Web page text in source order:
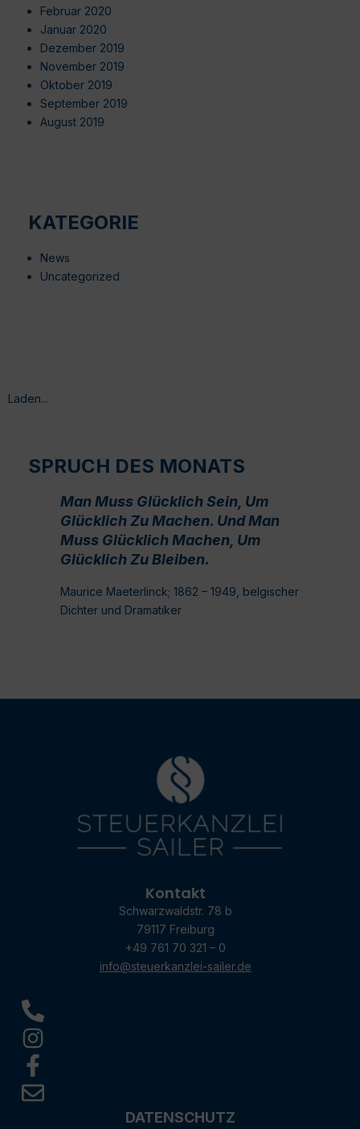
Februar 2020
Januar 2020
Dezember 2019
November 2019
Oktober 2019
September 2019
August 2019
KATEGORIE
News
Uncategorized
Laden...
SPRUCH DES MONATS
Man Muss Glücklich Sein, Um
Glücklich Zu Machen. Und Man
Muss Glücklich Machen, Um
Glücklich Zu Bleiben.
Maurice Maeterlinck; 1862 – 1949, belgischer
Dichter und Dramatiker
Kontakt
Schwarzwaldstr. 78 b
79117 Freiburg
+49 761 70 321 – 0
info@steuerkanzlei-sailer.de
DATENSCHUTZ